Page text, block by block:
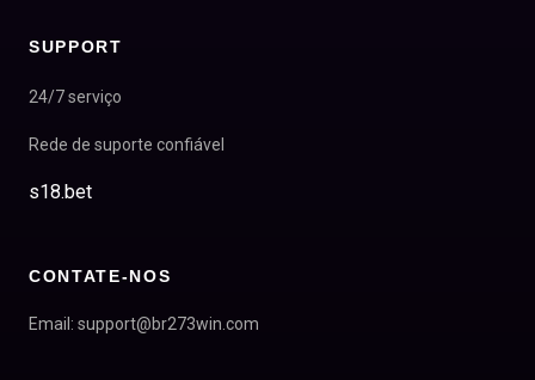
SUPPORT
24/7 serviço
Rede de suporte confiável
s18.bet
CONTATE-NOS
Email: support@br273win.com